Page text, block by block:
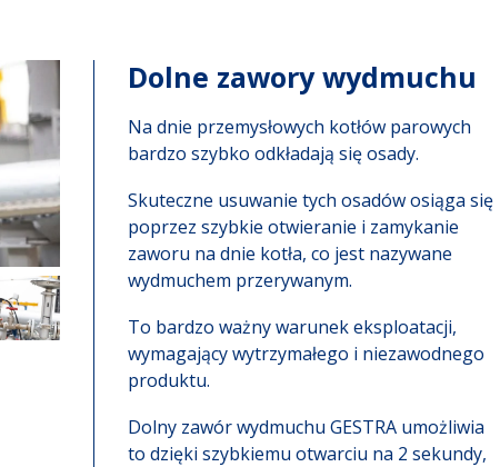
Dolne zawory wydmuchu
Na dnie przemysłowych kotłów parowych
bardzo szybko odkładają się osady.
Skuteczne usuwanie tych osadów osiąga się
poprzez szybkie otwieranie i zamykanie
zaworu na dnie kotła, co jest nazywane
wydmuchem przerywanym.
To bardzo ważny warunek eksploatacji,
wymagający wytrzymałego i niezawodnego
produktu.
Dolny zawór wydmuchu GESTRA umożliwia
to dzięki szybkiemu otwarciu na 2 sekundy,